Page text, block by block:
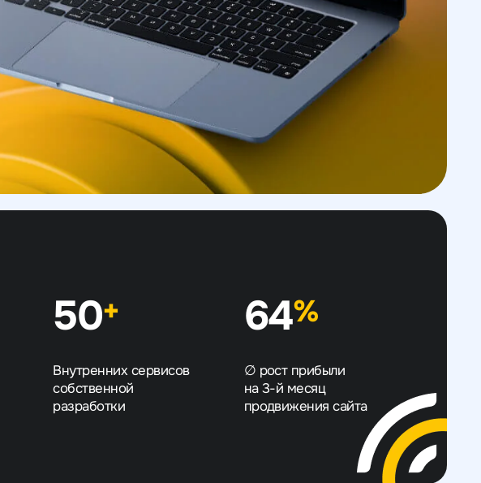
50+
Внутренних сервисов
собственной
разработки
64%
∅ рост прибыли
на 3-й месяц
продвижения сайта